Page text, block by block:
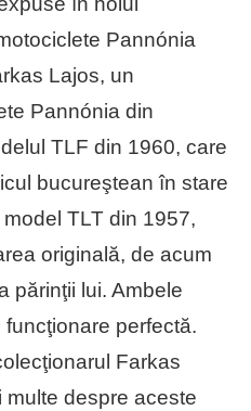
Pannónia
Lajos, un
Pannónia din
TLF din 1960, care
bucureştean în stare
TLT din 1957,
originală, de acum
părinţii lui. Ambele
perfectă.
Farkas
despre aceste